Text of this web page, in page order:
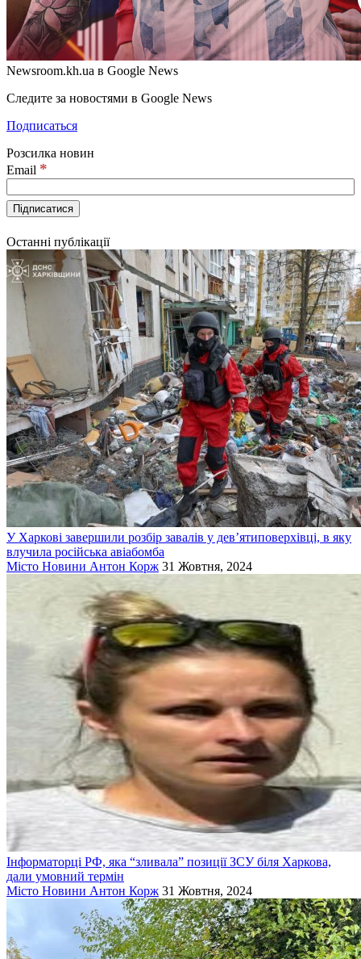
Newsroom.kh.ua в Google News
Следите за новостями в Google News
Подписаться
Розсилка новин
Email *
Останні публікації
У Харкові завершили розбір завалів у дев’ятиповерхівці, в яку
влучила російська авіабомба
Місто Новини Антон Корж 31 Жовтня, 2024
Інформаторці РФ, яка “зливала” позиції ЗСУ біля Харкова,
дали умовний термін
Місто Новини Антон Корж 31 Жовтня, 2024